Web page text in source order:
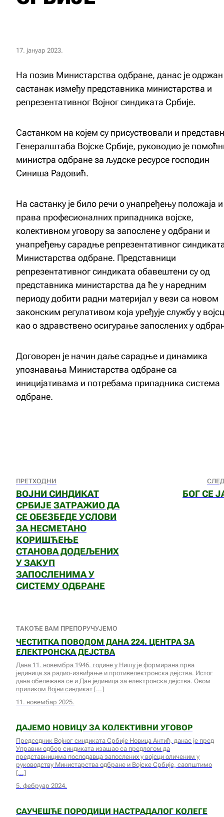
17. јануар 2023.
На позив Министарства одбране, данас је одржан
састанак између представника министарства и
репрезентативног Војног синдиката Србије.
Састанком на којем су присуствовали и
Генералштаба Војске Србије, руководио је
министра одбране за људске ресурсе господин
Синиша Радовић.
На састанку је било речи о унапређењу положаја и
права професионалних припадника војске,
колективном уговору за запослене у одбрани и
унапређењу сарадње репрезентативног
Министарства одбране. Представници
репрезентативног синдиката обавештени су од
представника министарства да ће у наредним
периоду добити радни материјал у вези са новом
законским регулативом која уређује службу у
као о здравствено осигурање запослених у
Договорен је начин даље сарадње и динамика
упознавања Министарства одбране са
иницијативама и потребама припадника система
одбране.
ПРЕТХОДНИ
ВОЈНИ СИНДИКАТ
СРБИЈЕ ЗАТРАЖИО ДА
СЕ ОБЕЗБЕДЕ УСЛОВИ
ЗА НЕСМЕТАНО
КОРИШЋЕЊЕ
СТАНОВА ДОДЕЉЕНИХ
У ЗАКУП
ЗАПОСЛЕНИМА У
СИСТЕМУ ОДБРАНЕ
БОГ СЕ
ТАКОЂЕ ВАМ ПРЕПОРУЧУЈЕМО
ЧЕСТИТКА ПОВОДОМ ДАНА 224. ЦЕНТРА ЗА
ЕЛЕКТРОНСКА ДЕЈСТВА
Дана 11. новембра 1946. године у Нишу је формирана прва
јединица за радио-извиђање и противелектронска дејства. Истог
дана обележава се и Дан јединица за електронска дејства. Овом
приликом Војни синдикат
11. новембар 2025.
ДАЈЕМО НОВИЦУ ЗА КОЛЕКТИВНИ УГОВОР
Председник Војног синдиката Србије Новица Антић, данас је пред
Управни одбор синдиката изашао са предлогом да
представницима послодавца запослених у војсци оличеним у
руководству Министарства одбране и Војске Србије, саопштимо
5. фебруар 2024.
САУЧЕШЋЕ ПОРОДИЦИ НАСТРАДАЛОГ КОЛЕГЕ